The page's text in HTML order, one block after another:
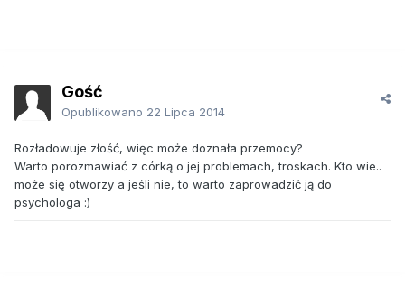
Gość
Opublikowano 22 Lipca 2014
Rozładowuje złość, więc może doznała przemocy?
Warto porozmawiać z córką o jej problemach, troskach. Kto wie..
może się otworzy a jeśli nie, to warto zaprowadzić ją do
psychologa :)